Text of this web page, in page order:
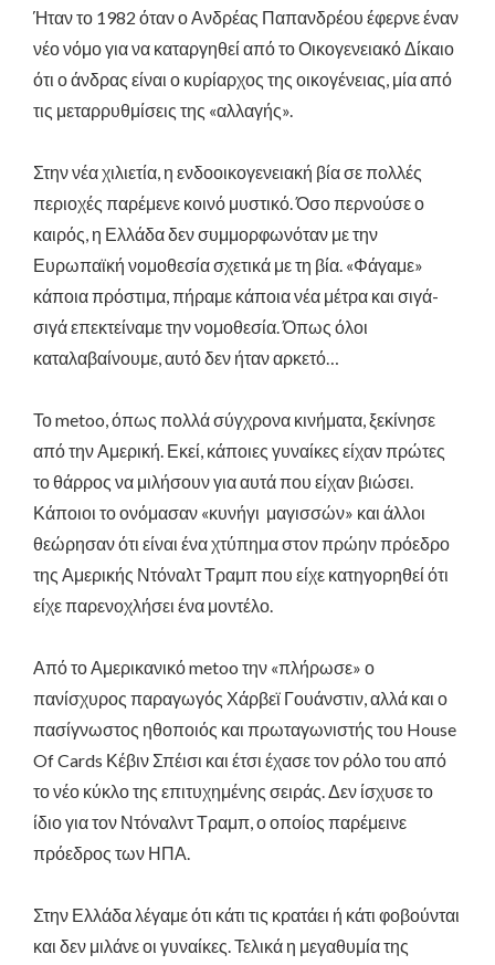
Ήταν το 1982 όταν ο Ανδρέας Παπανδρέου έφερνε έναν
νέο νόμο για να καταργηθεί από το Οικογενειακό Δίκαιο
ότι ο άνδρας είναι ο κυρίαρχος της οικογένειας, μία από
τις μεταρρυθμίσεις της «αλλαγής».
Στην νέα χιλιετία, η ενδοοικογενειακή βία σε πολλές
περιοχές παρέμενε κοινό μυστικό. Όσο περνούσε ο
καιρός, η Ελλάδα δεν συμμορφωνόταν με την
Ευρωπαϊκή νομοθεσία σχετικά με τη βία. «Φάγαμε»
κάποια πρόστιμα, πήραμε κάποια νέα μέτρα και σιγά-
σιγά επεκτείναμε την νομοθεσία. Όπως όλοι
καταλαβαίνουμε, αυτό δεν ήταν αρκετό…
Το metoo, όπως πολλά σύγχρονα κινήματα, ξεκίνησε
από την Αμερική. Εκεί, κάποιες γυναίκες είχαν πρώτες
το θάρρος να μιλήσουν για αυτά που είχαν βιώσει.
Κάποιοι το ονόμασαν «κυνήγι μαγισσών» και άλλοι
θεώρησαν ότι είναι ένα χτύπημα στον πρώην πρόεδρο
της Αμερικής Ντόναλτ Τραμπ που είχε κατηγορηθεί ότι
είχε παρενοχλήσει ένα μοντέλο.
Από το Αμερικανικό metoo την «πλήρωσε» ο
πανίσχυρος παραγωγός Χάρβεϊ Γουάνστιν, αλλά και ο
πασίγνωστος ηθοποιός και πρωταγωνιστής του House
Of Cards Κέβιν Σπέισι και έτσι έχασε τον ρόλο του από
το νέο κύκλο της επιτυχημένης σειράς. Δεν ίσχυσε το
ίδιο για τον Ντόναλντ Τραμπ, ο οποίος παρέμεινε
πρόεδρος των ΗΠΑ.
Στην Ελλάδα λέγαμε ότι κάτι τις κρατάει ή κάτι φοβούνται
και δεν μιλάνε οι γυναίκες. Τελικά η μεγαθυμία της